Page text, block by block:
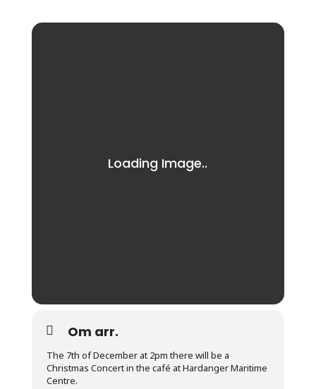
Om arr.
The 7th of December at 2pm there will be a
Christmas Concert in the café at Hardanger Maritime
Centre.